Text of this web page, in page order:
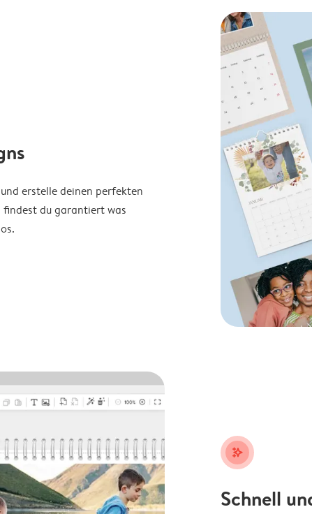
erstelle deinen perfekten
findest du garantiert was
stars_plus
Schnell